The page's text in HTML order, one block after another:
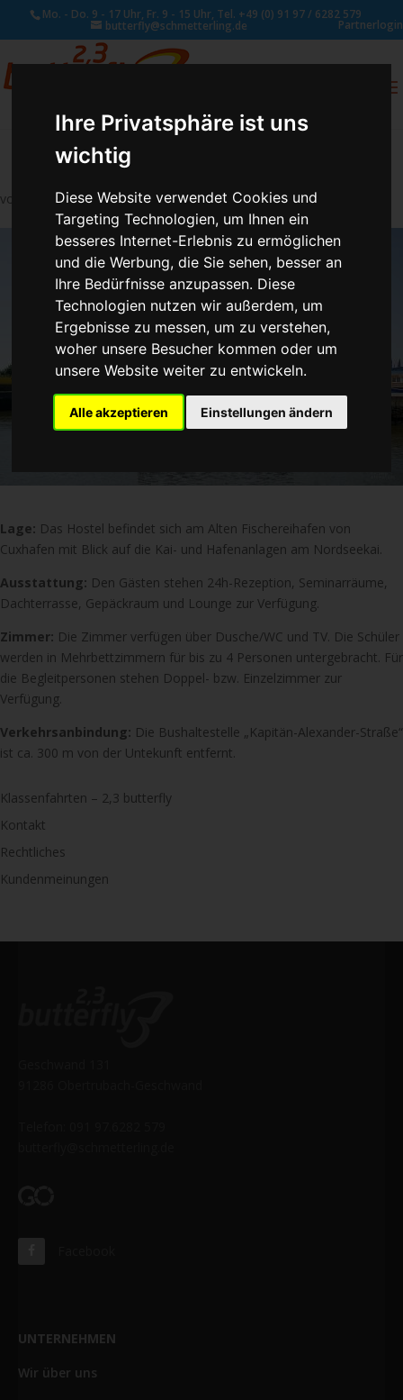
Ihre Privatsphäre ist uns
wichtig
Diese Website verwendet Cookies und
Targeting Technologien, um Ihnen ein
besseres Internet-Erlebnis zu ermöglichen
und die Werbung, die Sie sehen, besser an
Ihre Bedürfnisse anzupassen. Diese
Technologien nutzen wir außerdem, um
Ergebnisse zu messen, um zu verstehen,
woher unsere Besucher kommen oder um
unsere Website weiter zu entwickeln.
Alle akzeptieren Einstellungen ändern
Mo. - Do. 9 - 17 Uhr, Fr. 9 - 15 Uhr, Tel. +49 (0) 91 97 / 6282 579
butterfly@schmetterling.de Partnerlogin
von Schmetterling Administrator|Aug. 4, 2017
Lage: Das Hostel befindet sich am Alten Fischereihafen von
Cuxhafen mit Blick auf die Kai- und Hafenanlagen am Nordseekai.
Ausstattung: Den Gästen stehen 24h-Rezeption, Seminarräume,
Dachterrasse, Gepäckraum und Lounge zur Verfügung.
Zimmer: Die Zimmer verfügen über Dusche/WC und TV. Die Schüler
werden in Mehrbettzimmern für bis zu 4 Personen untergebracht. Für
die Begleitpersonen stehen Doppel- bzw. Einzelzimmer zur
Verfügung.
Verkehrsanbindung: Die Bushaltestelle „Kapitän-Alexander-Straße“
ist ca. 300 m von der Untekunft entfernt.
Klassenfahrten – 2,3 butterfly
Kontakt
Rechtliches
Kundenmeinungen
UNTERNEHMEN
Wir über uns